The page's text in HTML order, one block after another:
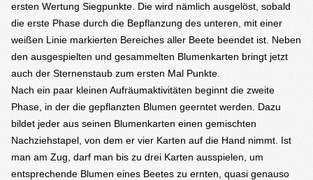
ersten Wertung Siegpunkte. Die wird nämlich ausgelöst, sobald
die erste Phase durch die Bepflanzung des unteren, mit einer
weißen Linie markierten Bereiches aller Beete beendet ist. Neben
den ausgespielten und gesammelten Blumenkarten bringt jetzt
auch der Sternenstaub zum ersten Mal Punkte.
Nach ein paar kleinen Aufräumaktivitäten beginnt die zweite
Phase, in der die gepflanzten Blumen geerntet werden. Dazu
bildet jeder aus seinen Blumenkarten einen gemischten
Nachziehstapel, von dem er vier Karten auf die Hand nimmt. Ist
man am Zug, darf man bis zu drei Karten ausspielen, um
entsprechende Blumen eines Beetes zu ernten, quasi genauso